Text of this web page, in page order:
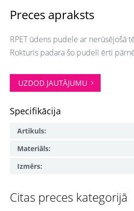
Preces apraksts
RPET ūdens pudele ar nerūsējošā
Rokturis padara šo pudeli ērti
UZDOD JAUTĀJUMU
Specifikācija
Artikuls:
Materiāls:
Izmērs:
Citas preces kategorijā